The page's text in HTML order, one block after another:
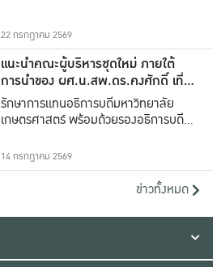
22 กรกฎาคม 2569
แนะนำคณะผู้บริหารชุดใหม่ ภายใต้
การนำของ ผศ.น.สพ.ดร.คงศักดิ์ เที่ยง
ธรรม
รักษาการแทนอธิการบดีมหาวิทยาลัย
เกษตรศาสตร์ พร้อมด้วยรองอธิการบดีทั้ง
14 กรกฎาคม 2569
ข่าวทั้งหมด